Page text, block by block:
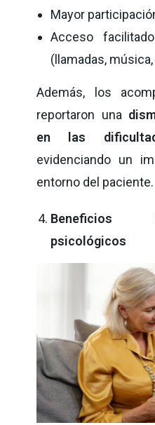
Mayor
Acceso
(llamadas,
Además, los
reportaron una
en las
evidenciando un
entorno del paciente.
Beneficios
psicológicos